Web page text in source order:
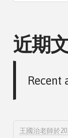
近期
Recent
王國治老師於